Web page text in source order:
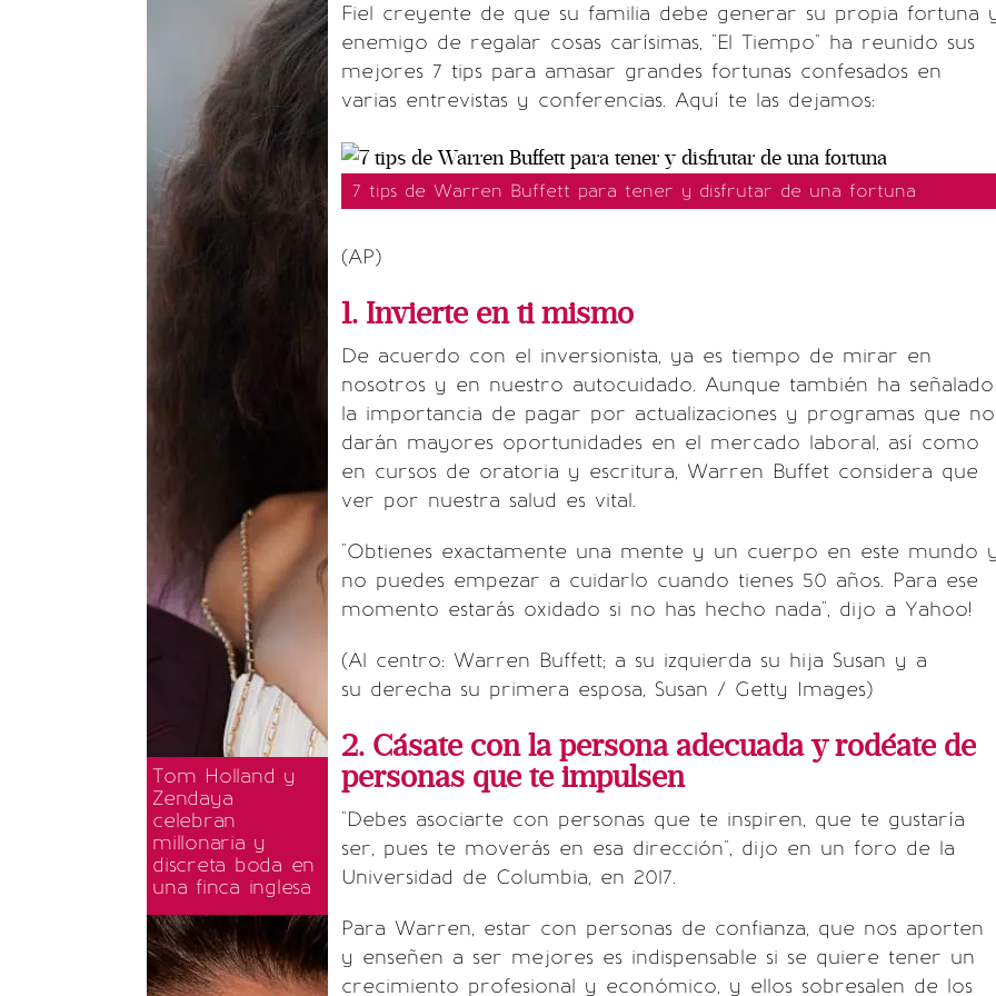
Tom Holland y
Zendaya
celebran
millonaria y
discreta boda en
una finca inglesa
Fiel creyente de que su familia debe generar su propia fortuna
enemigo de regalar cosas carísimas, "El Tiempo" ha reunido sus
mejores 7 tips para amasar grandes fortunas confesados en
varias entrevistas y conferencias. Aquí te las dejamos:
7 tips de Warren Buffett para tener y disfrutar de una fortuna
(AP)
1. Invierte en ti mismo
De acuerdo con el inversionista, ya es tiempo de mirar en
nosotros y en nuestro autocuidado. Aunque también ha señalado
la importancia de pagar por actualizaciones y programas que
darán mayores oportunidades en el mercado laboral, así como
en cursos de oratoria y escritura, Warren Buffet considera que
ver por nuestra salud es vital.
"Obtienes exactamente una mente y un cuerpo en este mundo
no puedes empezar a cuidarlo cuando tienes 50 años. Para ese
momento estarás oxidado si no has hecho nada", dijo a Yahoo!
(Al centro: Warren Buffett; a su izquierda su hija Susan y a
su derecha su primera esposa, Susan / Getty Images)
2. Cásate con la persona adecuada y rodéate de
personas que te impulsen
"Debes asociarte con personas que te inspiren, que te gustaría
ser, pues te moverás en esa dirección", dijo en un foro de la
Universidad de Columbia, en 2017.
Para Warren, estar con personas de confianza, que nos aporten
y enseñen a ser mejores es indispensable si se quiere tener un
crecimiento profesional y económico, y ellos sobresalen de los